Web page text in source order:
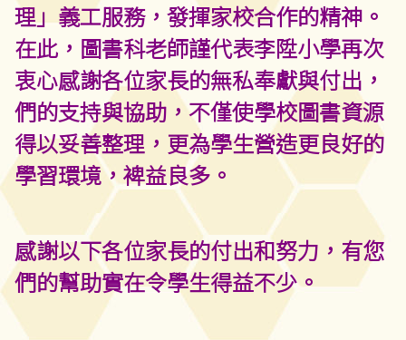
理」義工服務，發揮家校合作的精神。
在此，圖書科老師謹代表李陞小學再次
衷心感謝各位家長的無私奉獻與付出，
們的支持與協助，不僅使學校圖書資源
得以妥善整理，更為學生營造更良好的
學習環境，裨益良多。
感謝以下各位家長的付出和努力，有您
們的幫助實在令學生得益不少。